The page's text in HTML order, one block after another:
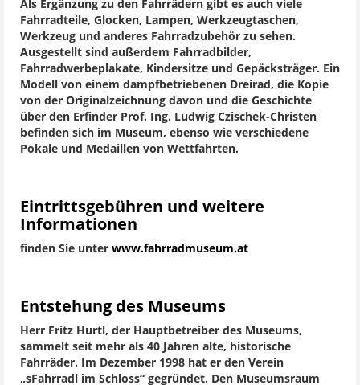
Als Ergänzung zu den Fahrrädern gibt es auch viele
Fahrradteile, Glocken, Lampen, Werkzeugtaschen,
Werkzeug und anderes Fahrradzubehör zu sehen.
Ausgestellt sind außerdem Fahrradbilder,
Fahrradwerbeplakate, Kindersitze und Gepäcksträger. Ein
Modell von einem dampfbetriebenen Dreirad, die Kopie
von der Originalzeichnung davon und die Geschichte
über den Erfinder Prof. Ing. Ludwig Czischek-Christen
befinden sich im Museum, ebenso wie verschiedene
Pokale und Medaillen von Wettfahrten.
Eintrittsgebühren und weitere
Informationen
finden Sie unter www.fahrradmuseum.at
Entstehung des Museums
Herr Fritz Hurtl, der Hauptbetreiber des Museums,
sammelt seit mehr als 40 Jahren alte, historische
Fahrräder. Im Dezember 1998 hat er den Verein
„sFahrradl im Schloss“ gegründet. Den Museumsraum